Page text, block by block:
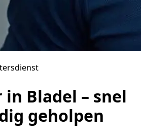
Bladel – snel
geholpen